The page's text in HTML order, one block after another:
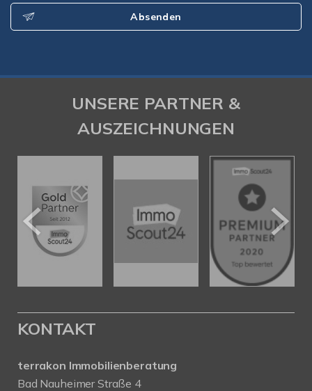
Absenden
UNSERE PARTNER &
AUSZEICHNUNGEN
KONTAKT
terrakon Immobilienberatung
Bad Nauheimer Straße 4